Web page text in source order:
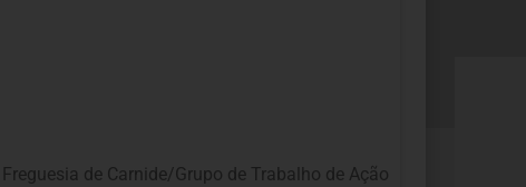
de Carnide/Grupo de Trabalho de Ação